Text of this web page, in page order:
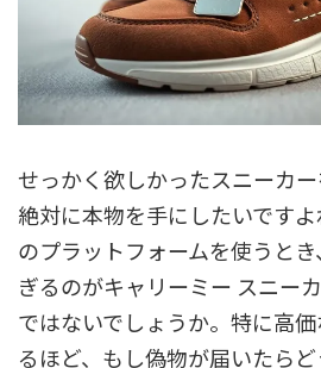
せっかく欲しかったスニーカー
絶対に本物を手にしたいです
のプラットフォームを使うと
ぎるのがキャリーミー スニー
ではないでしょうか。特に高
るほど、もし偽物が届いたら